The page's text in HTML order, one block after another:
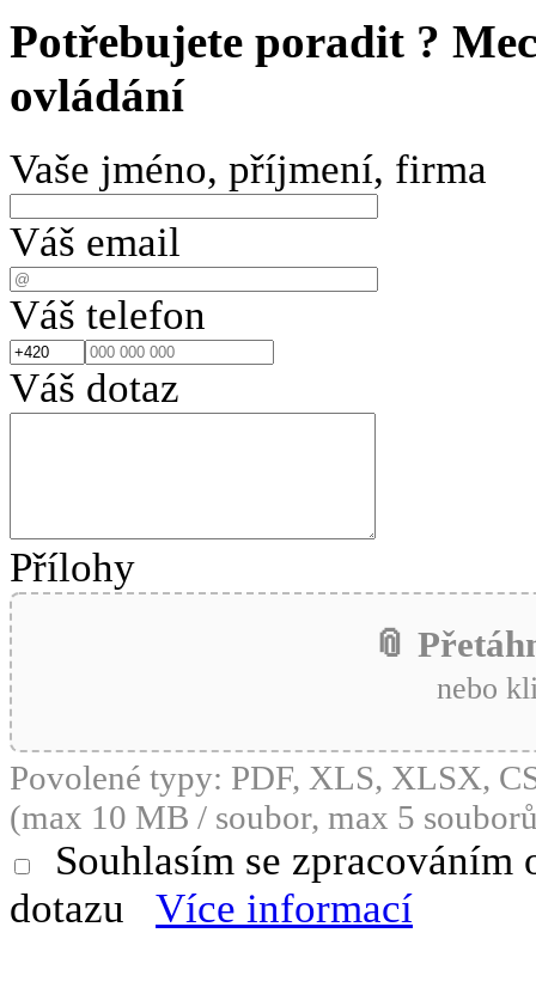
Potřebujete poradit ?
ovládání
Vaše jméno, příjmení, firma
Váš email
Váš telefon
Váš dotaz
Přílohy
📎
nebo
Povolené typy: PDF, XLS, XLSX,
(max 10 MB / soubor, max 5
Souhlasím se
dotazu
Více informací